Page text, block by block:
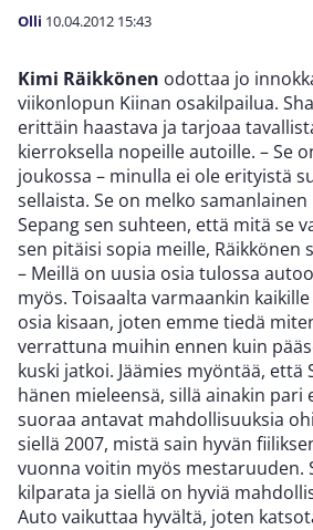
Olli 10.04.2012 15:43
Kimi Räikkönen odottaa jo
viikonlopun Kiinan osakilpailua.
erittäin haastava ja tarjoaa
kierroksella nopeille autoille. – Se
joukossa – minulla ei ole erityistä
sellaista. Se on melko
Sepang sen suhteen, että mitä se
sen pitäisi sopia meille, Räikkönen
– Meillä on uusia osia tulossa
myös. Toisaalta varmaankin
osia kisaan, joten emme tiedä
verrattuna muihin ennen kuin
kuski jatkoi. Jäämies myöntää, että
hänen mieleensä, sillä ainakin pari
suoraa antavat mahdollisuuksia
siellä 2007, mistä sain hyvän
vuonna voitin myös mestaruuden.
kilparata ja siellä on hyviä
Auto vaikuttaa hyvältä, joten